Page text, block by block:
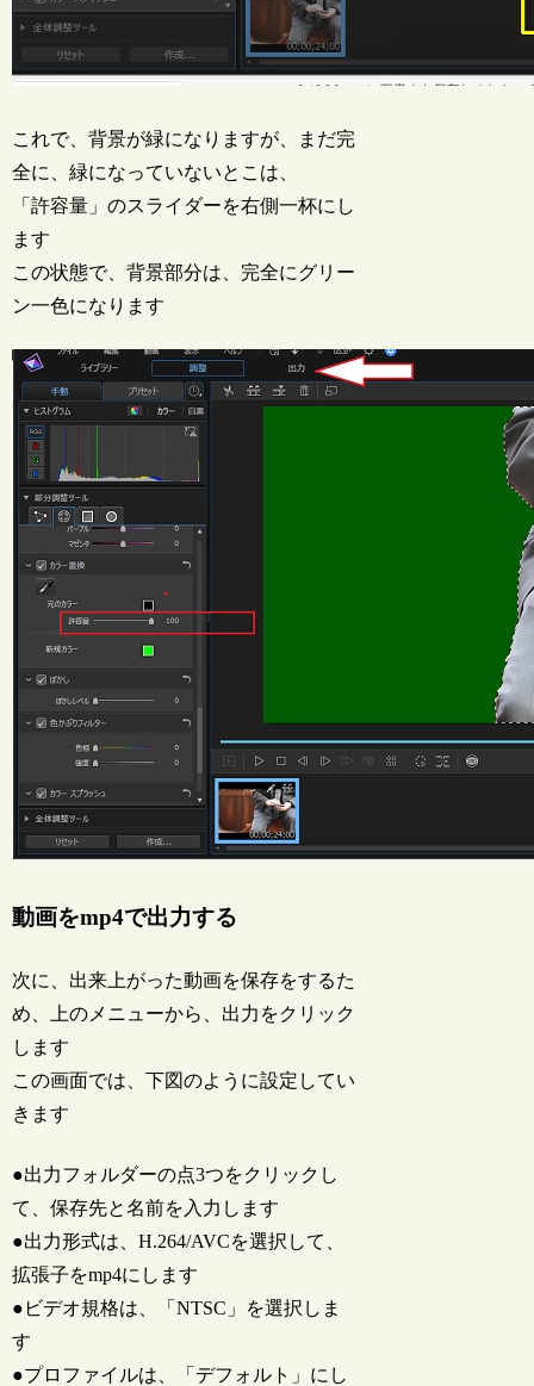
これで、背景が緑になりますが、まだ完
全に、緑になっていないとこは、
「許容量」のスライダーを右側一杯にし
ます
この状態で、背景部分は、完全にグリー
ン一色になります
動画をmp4で出力する
次に、出来上がった動画を保存をするた
め、上のメニューから、出力をクリック
します
この画面では、下図のように設定してい
きます
●出力フォルダーの点3つをクリックし
て、保存先と名前を入力します
●出力形式は、H.264/AVCを選択して、
拡張子をmp4にします
●ビデオ規格は、「NTSC」を選択しま
す
●プロファイルは、「デフォルト」にし